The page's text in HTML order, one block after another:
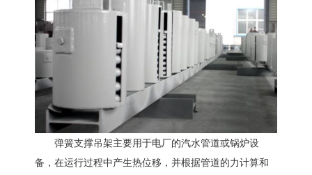
弹簧支撑吊架主要用于电厂的汽水管道或锅炉设
备，在运行过程中产生热位移，并根据管道的力计算和